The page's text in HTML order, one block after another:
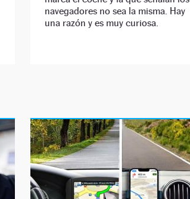
navegadores no sea la misma. Hay
una razón y es muy curiosa.